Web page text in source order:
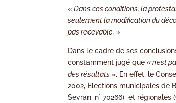
«Dans ces conditions, la
seulement la modification du
pas recevable. »
Dans le cadre de ses
constamment jugé que« n’est
des résultats ». En effet, le
2002, Elections municipales de
Sevran, n° 70266) et régionales